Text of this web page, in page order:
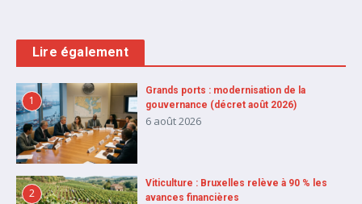
Lire également
1
Grands ports : modernisation de la
gouvernance (décret août 2026)
6 août 2026
2
Viticulture : Bruxelles relève à 90 % les
avances financières